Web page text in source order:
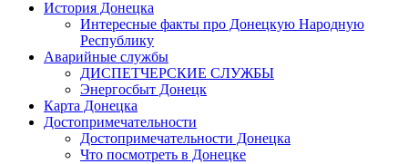
История Донецка
Интересные факты про Донецкую Народную
Республику
Аварийные службы
ДИСПЕТЧЕРСКИЕ СЛУЖБЫ
Энергосбыт Донецк
Карта Донецка
Достопримечательности
Достопримечательности Донецка
Что посмотреть в Донецке